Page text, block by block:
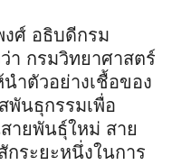
ศ์ อธิบดีกรม
า กรมวิทยาศาสตร์
ำตัวอย่างเชื้อของ
พันธุกรรมเพื่อ
ายพันธุ์ใหม่ สาย
กระยะหนึ่งในการ